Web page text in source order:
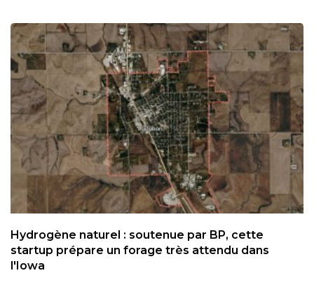
Hydrogène naturel : soutenue par BP, cette
startup prépare un forage très attendu dans
l'Iowa